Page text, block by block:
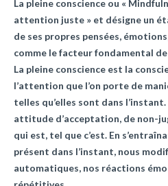
La pleine conscience ou «
attention juste » et désigne un
de ses propres pensées,
comme le facteur fondamental
La pleine conscience est la
l’attention que l’on porte de
telles qu’elles sont dans l’instant.
attitude d’acceptation, de non-
qui est, tel que c’est. En
présent dans l’instant, nous
automatiques, nos réactions